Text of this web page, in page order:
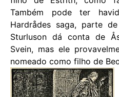
Também pode ter
Hardrådes saga, parte
Sturluson dá conta de
Svein, mas ele
nomeado como filho de